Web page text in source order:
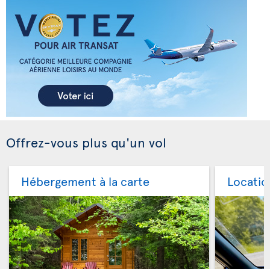
Offrez-vous plus qu'un vol
Hébergement à la carte